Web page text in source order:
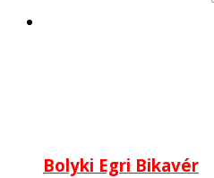
Bolyki Egri Bikavér